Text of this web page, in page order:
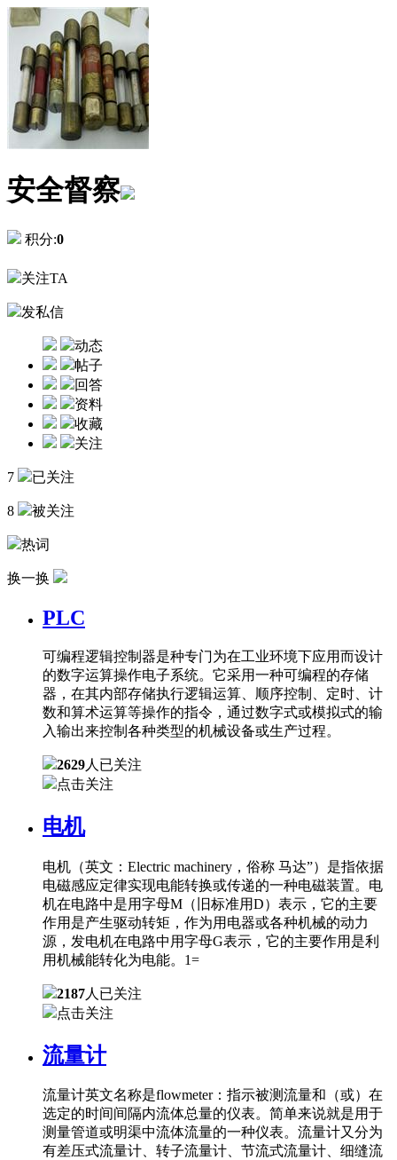
安全督察
积分:0
关注TA
发私信
动态
帖子
回答
资料
收藏
关注
7 已关注
8 被关注
热词
换一换
PLC
可编程逻辑控制器是种专门为在工业环境下应用而设计
的数字运算操作电子系统。它采用一种可编程的存储
器，在其内部存储执行逻辑运算、顺序控制、定时、计
数和算术运算等操作的指令，通过数字式或模拟式的输
入输出来控制各种类型的机械设备或生产过程。
2629人已关注
点击关注
电机
电机（英文：Electric machinery，俗称 马达”）是指依据
电磁感应定律实现电能转换或传递的一种电磁装置。电
机在电路中是用字母M（旧标准用D）表示，它的主要
作用是产生驱动转矩，作为用电器或各种机械的动力
源，发电机在电路中用字母G表示，它的主要作用是利
用机械能转化为电能。1=
2187人已关注
点击关注
流量计
流量计英文名称是flowmeter：指示被测流量和（或）在
选定的时间间隔内流体总量的仪表。简单来说就是用于
测量管道或明渠中流体流量的一种仪表。流量计又分为
有差压式流量计、转子流量计、节流式流量计、细缝流